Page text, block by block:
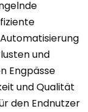
und
Engpässe
und Qualität
den Endnutzer